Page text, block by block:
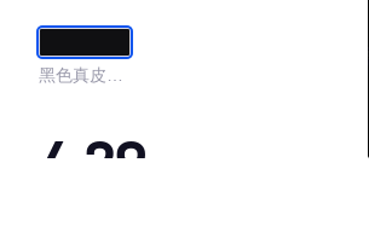
黑色真皮内
4.29